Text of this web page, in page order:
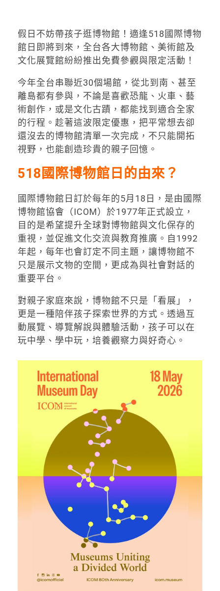
假日不妨帶孩子逛博物館！適逢518國際博物
館日即將到來，全台各大博物館、美術館及
文化展覽館紛紛推出免費參觀與限定活動！
今年全台串聯近30個場館，從北到南、甚至
離島都有參與，不論是喜歡恐龍、火車、藝
術創作，或是文化古蹟，都能找到適合全家
的行程。趁著這波限定優惠，把平常想去卻
還沒去的博物館清單一次完成，不只能開拓
視野，也能創造珍貴的親子回憶。
518國際博物館日的由來？
國際博物館日訂於每年的5月18日，是由國際
博物館協會（ICOM）於1977年正式設立，
目的是希望提升全球對博物館與文化保存的
重視，並促進文化交流與教育推廣。自1992
年起，每年也會訂定不同主題，讓博物館不
只是展示文物的空間，更成為與社會對話的
重要平台。
對親子家庭來說，博物館不只是「看展」，
更是一種陪伴孩子探索世界的方式。透過互
動展覽、導覽解說與體驗活動，孩子可以在
玩中學、學中玩，培養觀察力與好奇心。